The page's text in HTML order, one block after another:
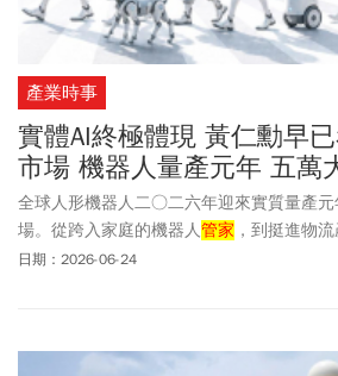
產業時事
實體AI終極體現 黃仁勳早
市場 機器人量產元年 五萬
全球人形機器人二○二六年迎來實質量產
場。從跨入家庭的機器人管家 ，到挺進物
人正以顛覆性姿態翻轉應用場景。面對這場
日期：2026-06-24